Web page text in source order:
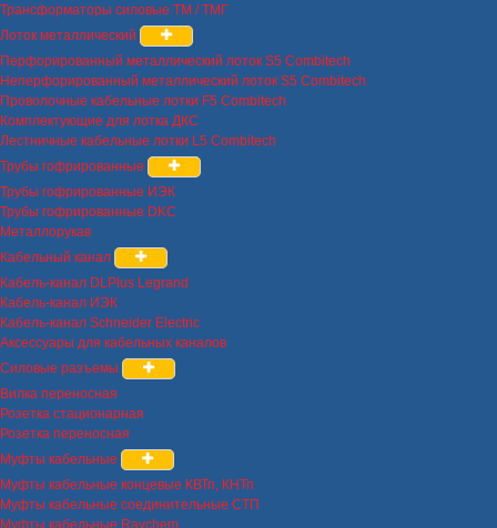
Трансформаторы силовые ТМ / ТМГ
Лоток металлический
Перфорированный металлический лоток S5 Combitech
Неперфорированный металлический лоток S5 Combitech
Проволочные кабельные лотки F5 Combitech
Комплектующие для лотка ДКС
Лестничные кабельные лотки L5 Combitech
Трубы гофрированные
Трубы гофрированные ИЭК
Трубы гофрированные DKC
Металлорукав
Кабельный канал
Кабель-канал DLPlus Legrand
Кабель-канал ИЭК
Кабель-канал Schneider Electric
Аксессуары для кабельных каналов
Силовые разъемы
Вилка переносная
Розетка стационарная
Розетка переносная
Муфты кабельные
Муфты кабельные концевые КВТп, КНТп
Муфты кабельные соединительные СТП